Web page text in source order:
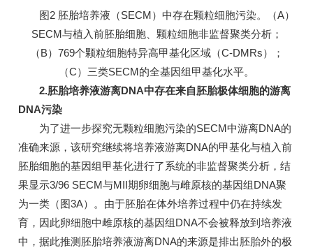
图2 胚胎培养液（SECM）中存在颗粒细胞污染。（A）
SECM与植入前胚胎细胞、颗粒细胞非监督聚类分析；
（B）769个颗粒细胞特异高甲基化区域（C-DMRs）；
（C）三类SECM的全基因组甲基化水平。
2.胚胎培养液游离DNA中存在来自胚胎极体细胞的游离
DNA污染
为了进一步探究无颗粒细胞污染的SECM中游离DNA的
准确来源，该研究继续将培养液游离DNA的甲基化与植入前
胚胎细胞的基因组甲基化进行了系统的非监督聚类分析，结
果显示3/96 SECM与MII期卵细胞与雌原核的基因组DNA聚
为一类（图3A）。由于胚胎在体外培养过程中仍在持续发
育，因此卵细胞中雌原核的基因组DNA不会被释放到培养液
中，据此推测胚胎培养液游离DNA的来源是排出胚胎外的极